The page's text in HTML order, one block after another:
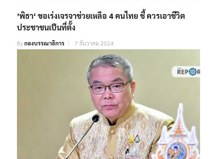
’พิธา‘ ขอเร่งเจรจาช่วยเหลือ 4 คนไทย ชี้ ควรเอาชีวิต
ประชาชนเป็นที่ตั้ง
Byกองบรรณาธิการ 7 ธันวาคม 2024